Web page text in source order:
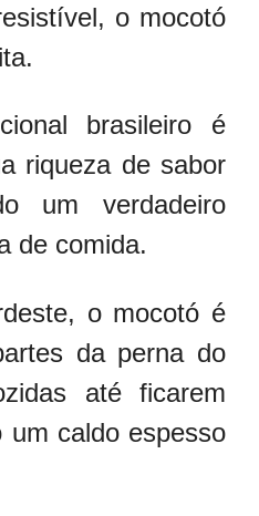
o mocotó
brasileiro é
riqueza de sabor
um verdadeiro
de comida.
o mocotó é
da perna do
até ficarem
um caldo espesso